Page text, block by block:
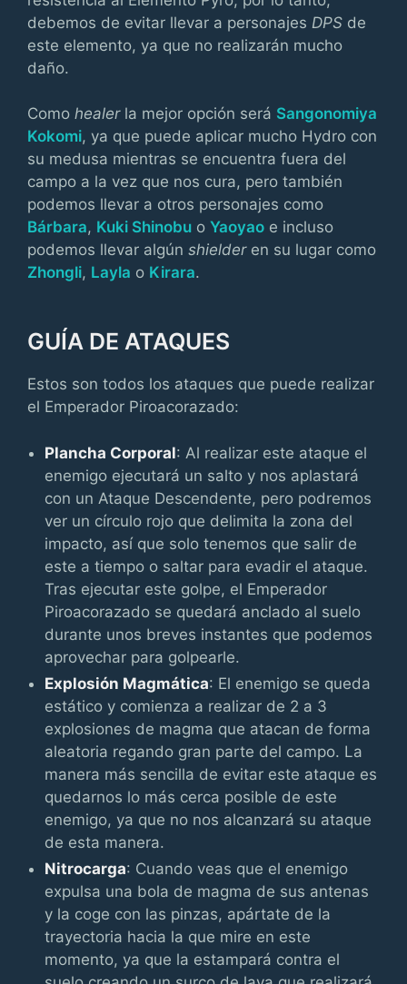
debemos de evitar llevar a personajes DPS de
este elemento, ya que no realizarán mucho
daño.
Como healerla mejor opción será Sangonomiya
Kokomi, ya que puede aplicar mucho Hydro con
su medusa mientras se encuentra fuera del
campo a la vez que nos cura, pero también
podemos llevar a otros personajes como
Bárbara, Kuki Shinobu o Yaoyao e incluso
podemos llevar algún shielderen su lugar como
Zhongli, Layla o Kirara.
GUÍA DE ATAQUES
Estos son todos los ataques que puede realizar
el Emperador Piroacorazado:
Plancha Corporal: Al realizar este ataque el
enemigo ejecutará un salto y nos aplastará
con un Ataque Descendente, pero podremos
ver un círculo rojo que delimita la zona del
impacto, así que solo tenemos que salir de
este a tiempo o saltar para evadir el ataque.
Tras ejecutar este golpe, el Emperador
Piroacorazado se quedará anclado al suelo
durante unos breves instantes que podemos
aprovechar para golpearle.
Explosión Magmática: El enemigo se queda
estático y comienza a realizar de 2 a 3
explosiones de magma que atacan de forma
aleatoria regando gran parte del campo. La
manera más sencilla de evitar este ataque es
quedarnos lo más cerca posible de este
enemigo, ya que no nos alcanzará su ataque
de esta manera.
Nitrocarga: Cuando veas que el enemigo
expulsa una bola de magma de sus antenas
y la coge con las pinzas, apártate de la
trayectoria hacia la que mire en este
momento, ya que la estampará contra el